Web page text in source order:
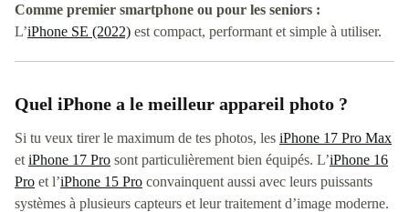
Comme premier smartphone ou pour les seniors :
L’iPhone SE (2022) est compact, performant et simple à utiliser.
Quel iPhone a le meilleur appareil photo ?
Si tu veux tirer le maximum de tes photos, les iPhone 17 Pro Max
et iPhone 17 Pro sont particulièrement bien équipés. L’iPhone 16
Pro et l’iPhone 15 Pro convainquent aussi avec leurs puissants
systèmes à plusieurs capteurs et leur traitement d’image moderne.